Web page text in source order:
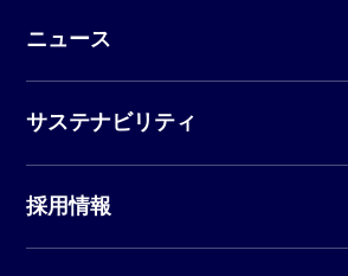
ニュース
サステナビリティ
採用情報